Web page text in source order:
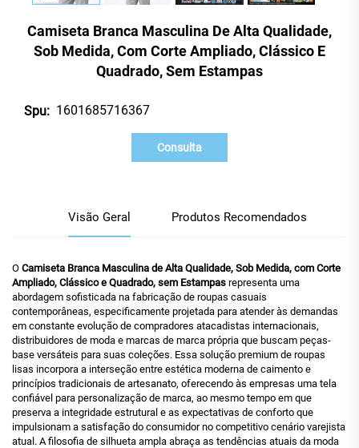
Camiseta Branca Masculina De Alta Qualidade,
Sob Medida, Com Corte Ampliado, Clássico E
Quadrado, Sem Estampas
Spu: 1601685716367
Consulta
Visão Geral Produtos Recomendados
O Camiseta Branca Masculina de Alta Qualidade, Sob Medida, com Corte
Ampliado, Clássico e Quadrado, sem Estampas representa uma
abordagem sofisticada na fabricação de roupas casuais
contemporâneas, especificamente projetada para atender às demandas
em constante evolução de compradores atacadistas internacionais,
distribuidores de moda e marcas de marca própria que buscam peças-
base versáteis para suas coleções. Essa solução premium de roupas
lisas incorpora a interseção entre estética moderna de caimento e
princípios tradicionais de artesanato, oferecendo às empresas uma tela
confiável para personalização de marca, ao mesmo tempo em que
preserva a integridade estrutural e as expectativas de conforto que
impulsionam a satisfação do consumidor no competitivo cenário varejista
atual. A filosofia de silhueta ampla abraça as tendências atuais da moda